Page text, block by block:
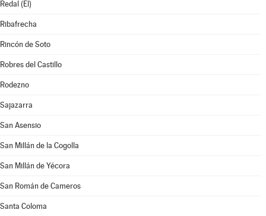
Redal (El)
Ribafrecha
Rincón de Soto
Robres del Castillo
Rodezno
Sajazarra
San Asensio
San Millán de la Cogolla
San Millán de Yécora
San Román de Cameros
Santa Coloma